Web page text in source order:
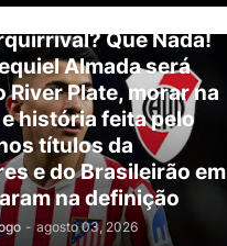
Que Nada!
Almada será
River Plate, morar na
história feita pelo
títulos da
e do Brasileirão em
na definição
- agosto 03, 2026